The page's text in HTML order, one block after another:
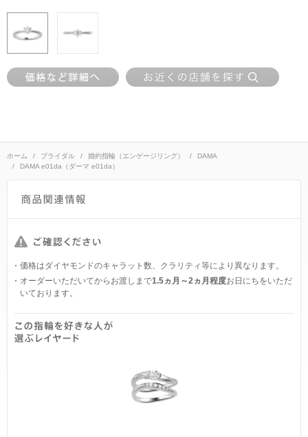
ホーム ブライダル 婚約指輪（エンゲージリング）
DAMA
DAMA e01da（ダーマ e01da）
価格はダイヤモンドのキャラット数、クラリティ等により異なります。
オーダーいただいてからお渡しまで1.5ヵ月～2ヵ月程度お日にちをいただ
いております。